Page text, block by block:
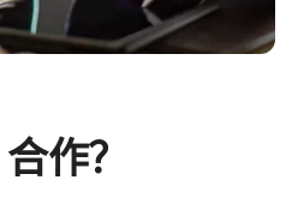
合作？